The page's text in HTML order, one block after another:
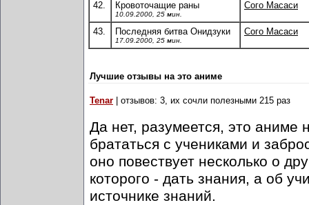
42. Кровоточащие раны
10.09.2000, 25 мин.
Сого Масаси
43. Последняя битва Онидзуки
17.09.2000, 25 мин.
Сого Масаси
Лучшие отзывы на это аниме
Tenar | отзывов: 3, их сочли полезными 215 раз
Да нет, разумеется, это аниме
брататься с учениками и
оно повествует несколько о
которого - дать знания, а об
источнике знаний.